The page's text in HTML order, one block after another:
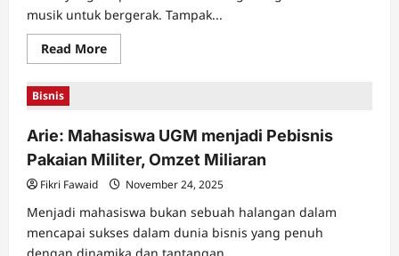
musik untuk bergerak. Tampak...
Read MoreRead
more
Banyuwangi
Bisnis
Arie: Mahasiswa UGM menjadi Pebisnis
Pakaian Militer, Omzet Miliaran
Fikri Fawaid November 24, 2025
Menjadi mahasiswa bukan sebuah halangan dalam
mencapai sukses dalam dunia bisnis yang penuh